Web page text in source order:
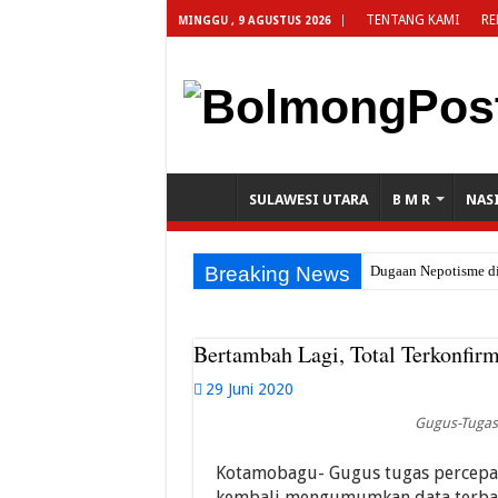
MINGGU , 9 AGUSTUS 2026 TENTANG KAMI
SULAWESI UTARA B M R
Breaking News Dugaan Nepotisme
Rinda Mokoginta
TP-PKK
Bertambah Lagi, Total
29 Juni 2020
Gugus-
Kotamobagu- Gugus tugas